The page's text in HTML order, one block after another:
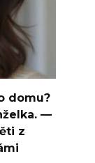
domu?
—
z